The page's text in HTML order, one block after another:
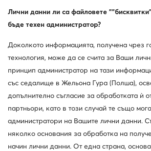
Supercross 4 Gtx GORE-TEX 417316 26 V0 · Маратонки за бягане
Актуална цена
114,99€
Редовна цена173,33 €-33%
още 15%
101,75 €
Редовна
Лични данни ли са файловете
бъде техен администратор?
Доколкото информацията, получена чрез
технология, може да се счита за Ваши
принцип администратор на тази
със седалище в Жельона Гура (Полша),
допълнително съгласие за обработката ѝ
партньори, като в този случай те също
администратори на Вашите лични данни.
няколко основания за обработка на
начин лични данни. От една страна,